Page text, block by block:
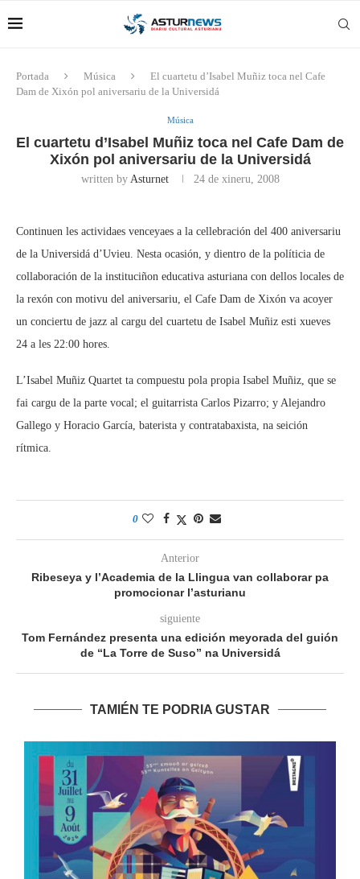
Portada Música
El cuartetu d’Isabel Muñiz toca nel Cafe
Dam de Xixón pol aniversariu de la Universidá
Música
El cuartetu d’Isabel Muñiz toca nel Cafe Dam de
Xixón pol aniversariu de la Universidá
written by Asturnet 24 de xineru, 2008
Continuen les actividaes venceyaes a la cellebración del 400 aniversariu
de la Universidá d’Uvieu. Nesta ocasión, y dientro de la políticia de
collaboración de la instituciñon educativa asturiana con dellos locales de
la rexón con motivu del aniversariu, el Cafe Dam de Xixón va acoyer
un conciertu de jazz al cargu del cuartetu de Isabel Muñiz esti xueves
24 a les 22:00 hores.
L’Isabel Muñiz Quartet ta compuestu pola propia Isabel Muñiz, que se
fai cargu de la parte vocal; el guitarrista Carlos Pizarro; y Alejandro
Gallego y Horacio García, baterista y contratabaxista, na seición
rítmica.
0
Anterior
Ribeseya y l’Academia de la Llingua van collaborar pa
promocionar l’asturianu
siguiente
Tom Fernández presenta una edición meyorada del guión
de “La Torre de Suso” na Universidá
TAMIÉN TE PODRIA GUSTAR